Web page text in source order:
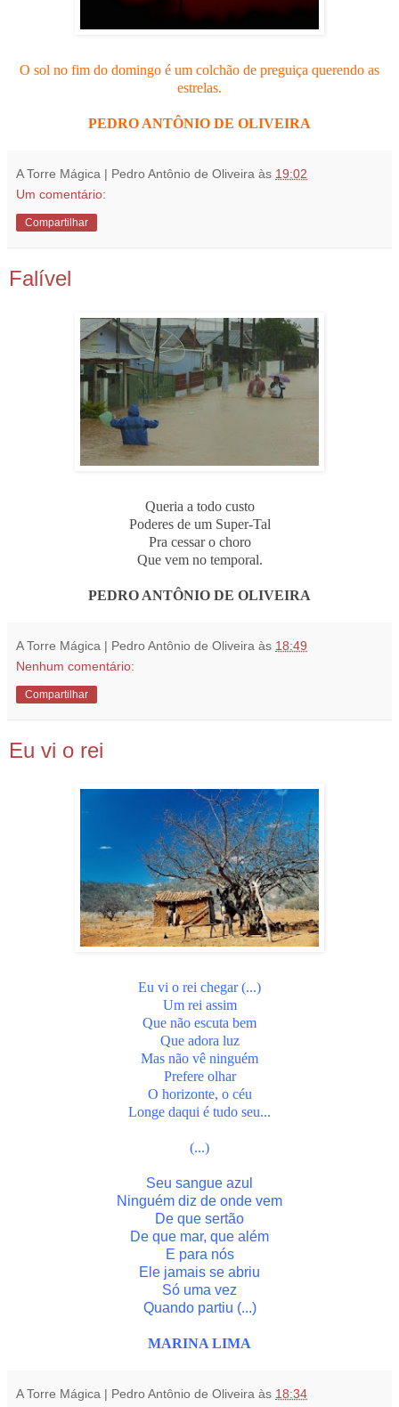
O sol no fim do domingo é um colchão de preguiça querendo as
estrelas.
PEDRO ANTÔNIO DE OLIVEIRA
A Torre Mágica | Pedro Antônio de Oliveira às 19:02
Um comentário:
Compartilhar
Falível
Queria a todo custo
Poderes de um Super-Tal
Pra cessar o choro
Que vem no temporal.
PEDRO ANTÔNIO DE OLIVEIRA
A Torre Mágica | Pedro Antônio de Oliveira às 18:49
Nenhum comentário:
Compartilhar
Eu vi o rei
Eu vi o rei chegar (...)
Um rei assim
Que não escuta bem
Que adora luz
Mas não vê ninguém
Prefere olhar
O horizonte, o céu
Longe daqui é tudo seu...
(...)
Seu sangue azul
Ninguém diz de onde vem
De que sertão
De que mar, que além
E para nós
Ele jamais se abriu
Só uma vez
Quando partiu (...)
MARINA LIMA
A Torre Mágica | Pedro Antônio de Oliveira às 18:34